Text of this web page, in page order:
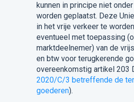
kunnen in principe niet
worden geplaatst. Deze
in het vrije verkeer te
eventueel met toepassing
marktdeelnemer) van de
en btw voor terugkerende
overeenkomstig artikel 203
2020/C/3 betreffende de
goederen).